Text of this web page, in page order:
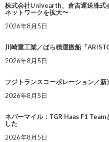
株式会社Univearth、倉吉運送株式
ネットワークを拡大〜
2026年8月5日
川崎重工業／ばら積運搬船「
2026年8月5日
フジトランスコーポレーション／
2026年8月5日
ネバーマイル：TGR Haas F1
した
2026年8月5日